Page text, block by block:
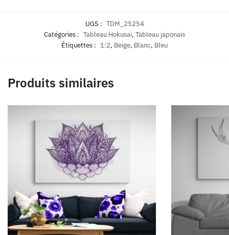
UGS : TDM_25254
Catégories : Tableau Hokusai, Tableau japonais
Étiquettes : 1:2, Beige, Blanc, Bleu
Produits similaires